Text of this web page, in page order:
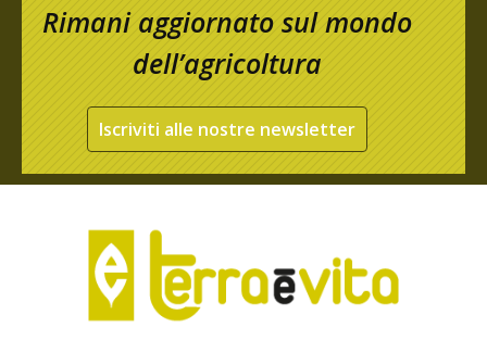
Rimani aggiornato sul mondo
dell’agricoltura
Iscriviti alle nostre newsletter